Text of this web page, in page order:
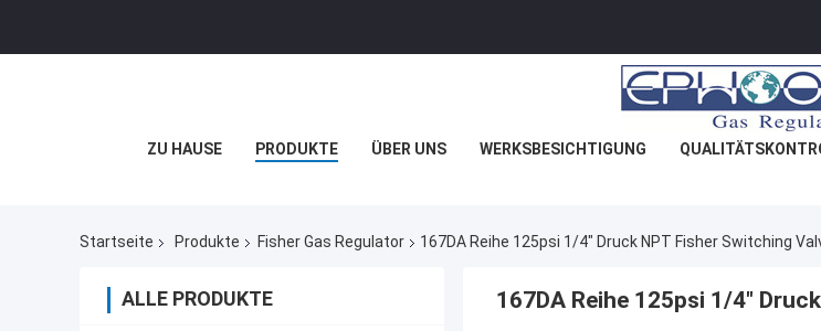
ZU HAUSE PRODUKTE ÜBER UNS WERKSBESICHTIGUNG
Startseite Produkte Fisher Gas Regulator 167DA Reihe 125psi 1/4" Druck NPT Fisher Switching
ALLE PRODUKTE 167DA Reihe 125psi 1/4"